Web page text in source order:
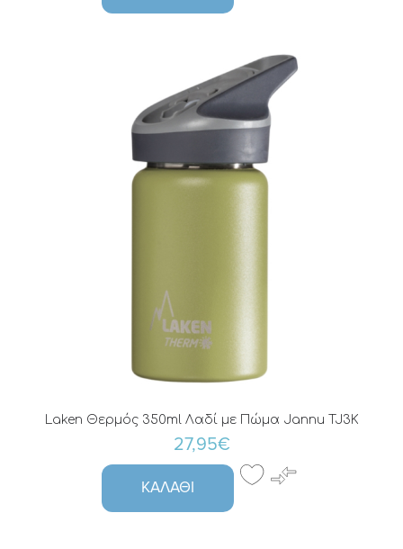
Laken Θερμός 350ml Λαδί με Πώμα Jannu TJ3K
27,95€
ΚΑΛΆΘΙ